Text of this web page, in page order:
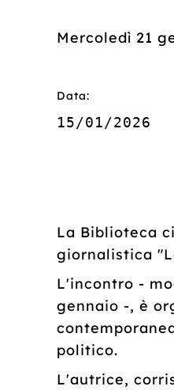
Mercoledì 21
Data:
15/01/2026
La Biblioteca
giornalistica
L'incontro -
gennaio -, è
politico.
L'autrice,